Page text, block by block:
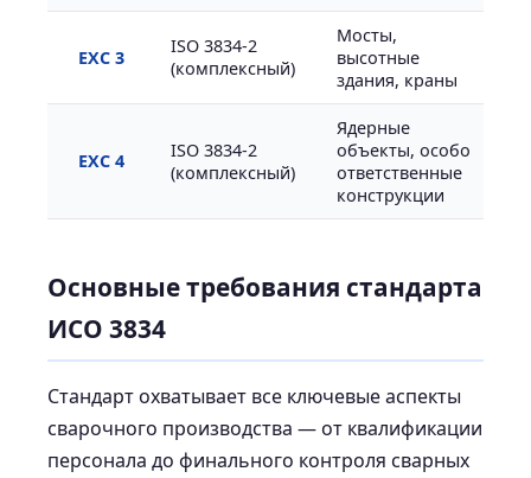
EXC 3
ISO 3834-2
(комплексный)
Мосты,
высотные
здания, краны
EXC 4
ISO 3834-2
(комплексный)
Ядерные
объекты, особо
ответственные
конструкции
Основные требования стандарта
ИСО 3834
Стандарт охватывает все ключевые аспекты
сварочного производства — от квалификации
персонала до финального контроля сварных